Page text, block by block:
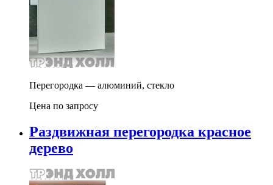
Перегородка — алюминий, стекло
Цена по запросу
Раздвижная перегородка красное
дерево